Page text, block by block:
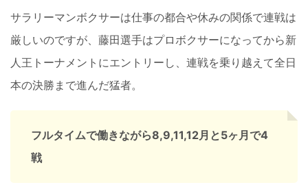
サラリーマンボクサーは仕事の都合や休みの関係で連戦は
厳しいのですが、藤田選手はプロボクサーになってから新
人王トーナメントにエントリーし、連戦を乗り越えて全日
本の決勝まで進んだ猛者。
フルタイムで働きながら8,9,11,12月と5ヶ月で4
戦